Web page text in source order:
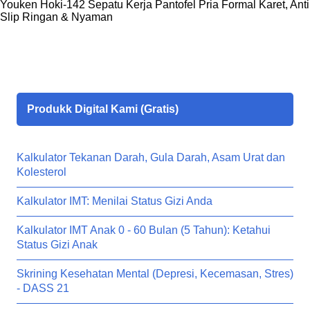
Youken Hoki-142 Sepatu Kerja Pantofel Pria Formal Karet, Anti
Slip Ringan & Nyaman
Produkk Digital Kami (Gratis)
Kalkulator Tekanan Darah, Gula Darah, Asam Urat dan
Kolesterol
Kalkulator IMT: Menilai Status Gizi Anda
Kalkulator IMT Anak 0 - 60 Bulan (5 Tahun): Ketahui
Status Gizi Anak
Skrining Kesehatan Mental (Depresi, Kecemasan, Stres)
- DASS 21